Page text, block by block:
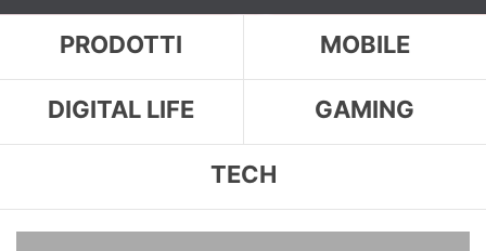
PRODOTTI MOBILE
DIGITAL LIFE GAMING
TECH